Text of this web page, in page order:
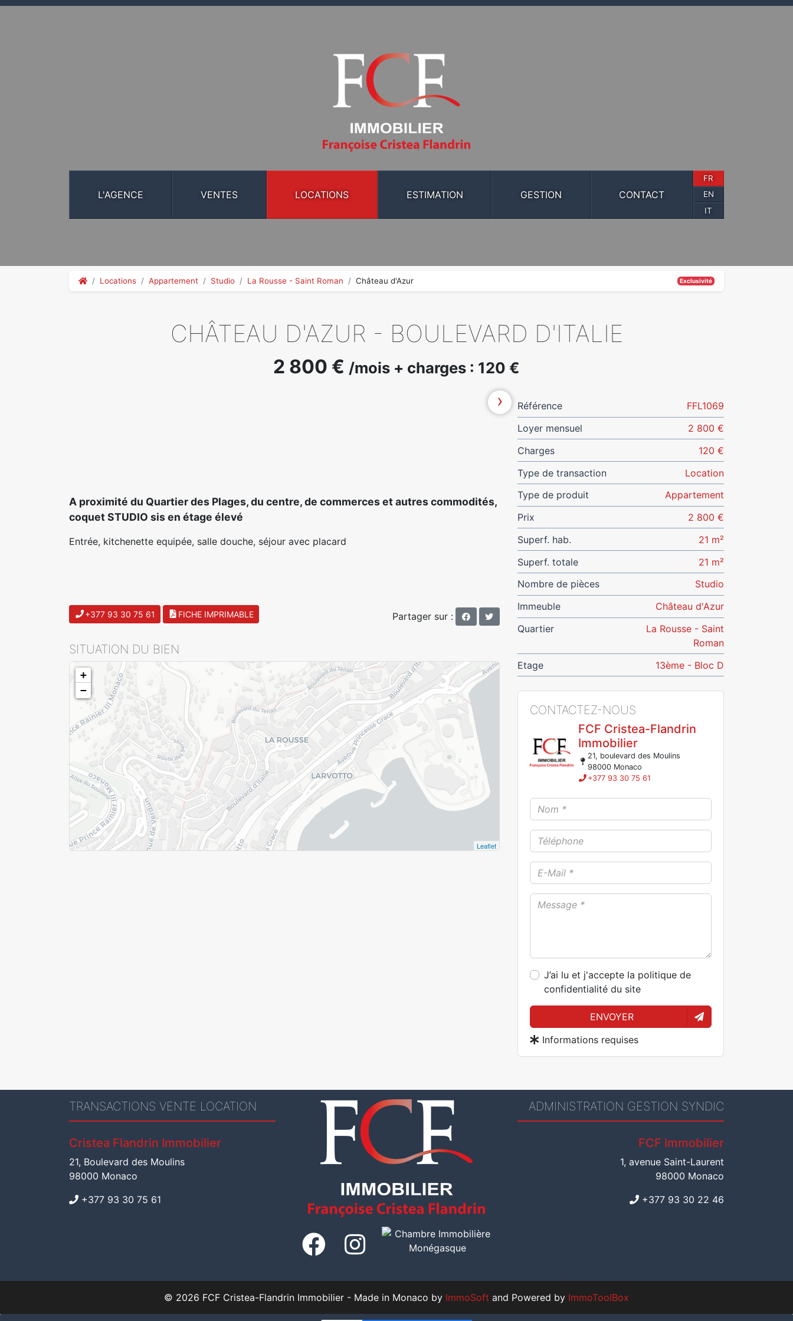
L'AGENCE VENTES LOCATIONS ESTIMATION GESTION CONTACT
FR
EN
IT
Locations Appartement Studio La Rousse - Saint Roman Château d'Azur Exclusivité
CHÂTEAU D'AZUR - BOULEVARD D'ITALIE
2 800 € /mois + charges : 120 €
›
A proximité du Quartier des Plages, du centre, de commerces et autres commodités,
coquet STUDIO sis en étage élevé
Entrée, kitchenette equipée, salle douche, séjour avec placard
+377 93 30 75 61 FICHE IMPRIMABLE Partager sur :
SITUATION DU BIEN
+
−
Leaflet
Référence
FFL1069
Loyer mensuel
2 800 €
Charges
120 €
Type de transaction
Location
Type de produit
Appartement
Prix
2 800 €
Superf. hab.
21 m²
Superf. totale
21 m²
Nombre de pièces
Studio
Immeuble
Château d'Azur
Quartier
La Rousse - Saint
Roman
Etage
13ème - Bloc D
CONTACTEZ-NOUS
FCF Cristea-Flandrin
Immobilier
21, boulevard des Moulins
98000 Monaco
+377 93 30 75 61
J’ai lu et j'accepte la politique de
confidentialité du site
ENVOYER
Informations requises
TRANSACTIONS VENTE LOCATION
Cristea Flandrin Immobilier
21, Boulevard des Moulins
98000 Monaco
+377 93 30 75 61
ADMINISTRATION GESTION SYNDIC
FCF Immobilier
1, avenue Saint-Laurent
98000 Monaco
+377 93 30 22 46
© 2026 FCF Cristea-Flandrin Immobilier - Made in Monaco by ImmoSoft and Powered by ImmoToolBox